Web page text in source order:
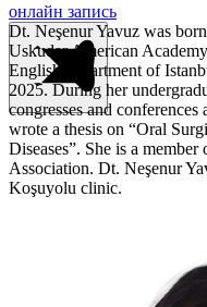
онлайн запись
Dt. Neşenur Yavuz was
Uskudar American
English department of
2025. During her
congresses and
wrote a thesis on “Oral
Diseases”. She is a
Association. Dt. Neşenur
Koşuyolu clinic.